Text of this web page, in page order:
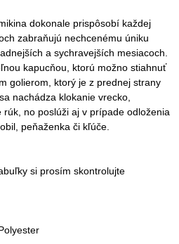
dokonale prispôsobí každej
zabraňujú nechcenému úniku
a sychravejších mesiacoch.
kapucňou, ktorú možno stiahnuť
golierom, ktorý je z prednej strany
nachádza klokanie vrecko,
no poslúži aj v prípade odloženia
peňaženka či kľúče.
si prosím skontrolujte